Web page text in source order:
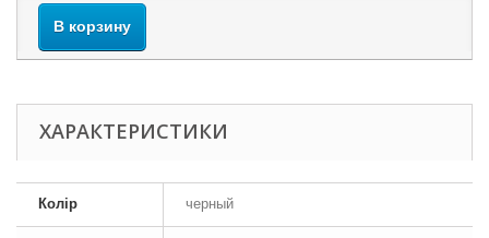
В корзину
ХАРАКТЕРИСТИКИ
Колір черный